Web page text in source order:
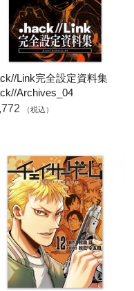
Link完全設定資料集
Archives_04
（税込）